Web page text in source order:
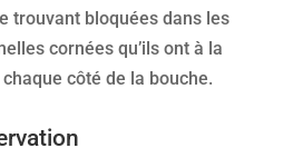
trouvant bloquées dans les
cornées qu’ils ont à la
côté de la bouche.